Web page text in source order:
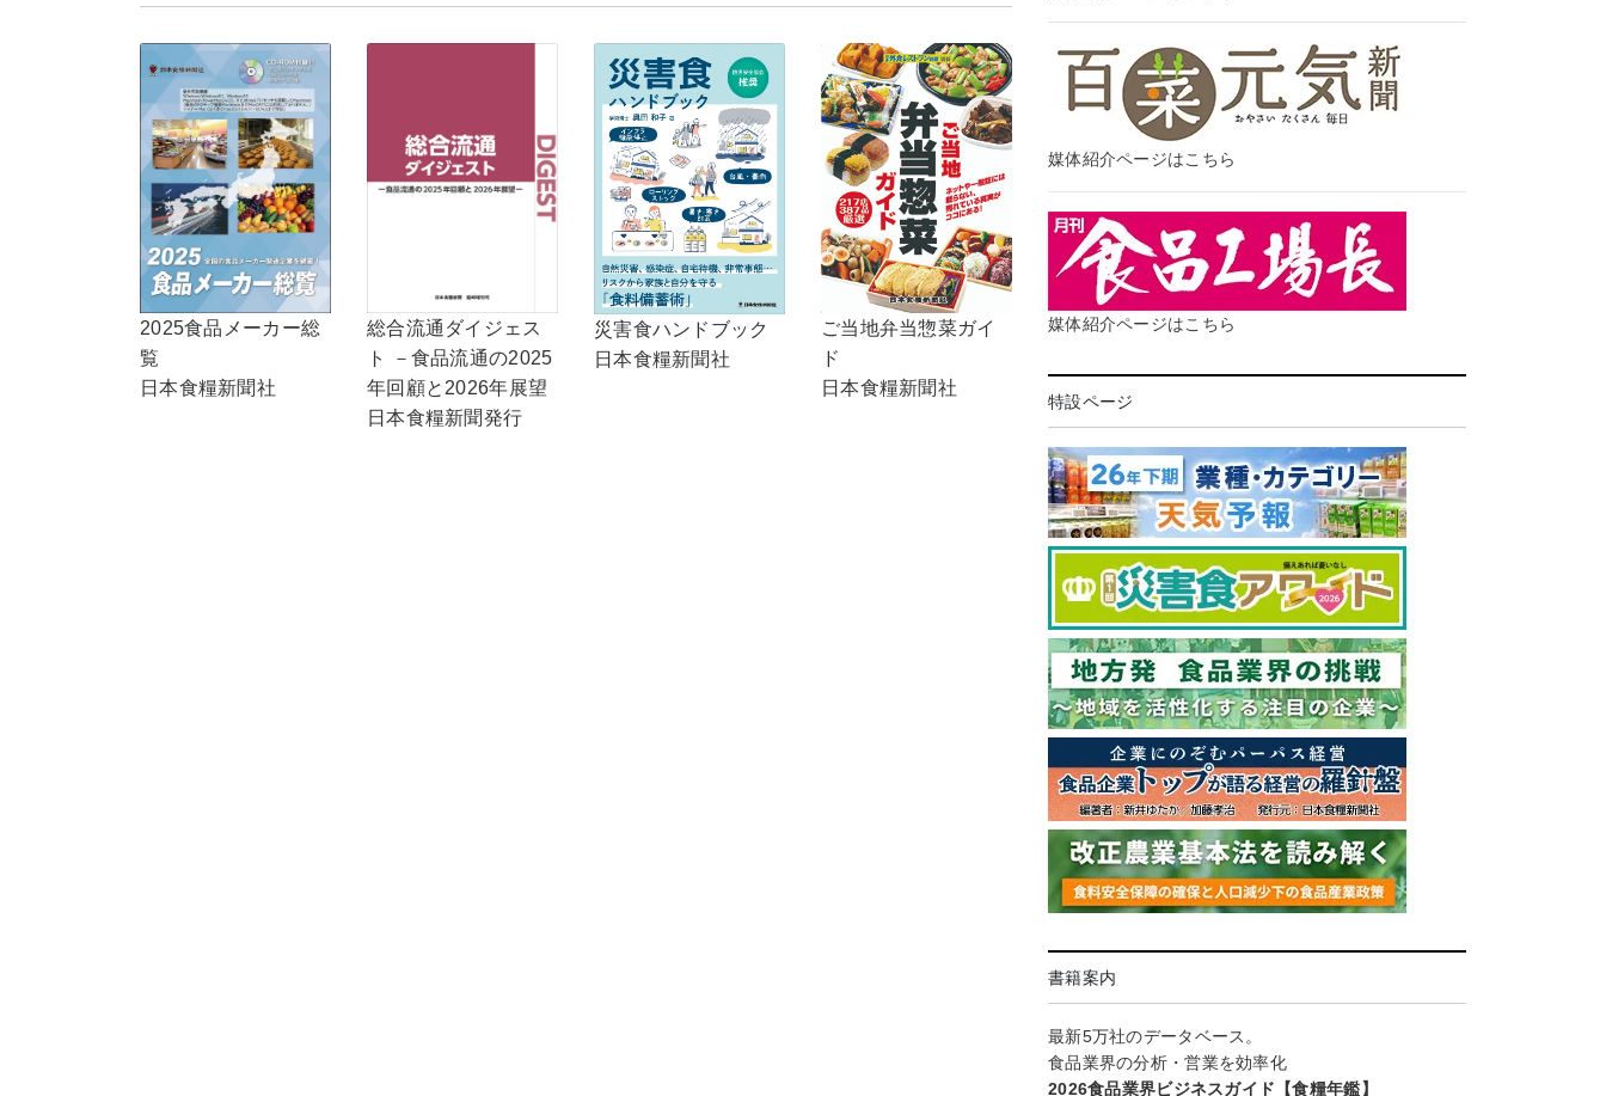
2025食品メーカー総
覧
日本食糧新聞社
総合流通ダイジェス
ト －食品流通の2025
年回顧と2026年展望
日本食糧新聞発行
災害食ハンドブック
日本食糧新聞社
ご当地弁当惣菜ガイ
ド
日本食糧新聞社
媒体紹介ページはこちら
媒体紹介ページはこちら
特設ページ
書籍案内
最新5万社のデータベース。
食品業界の分析・営業を効率化
2026食品業界ビジネスガイド【食糧年鑑】